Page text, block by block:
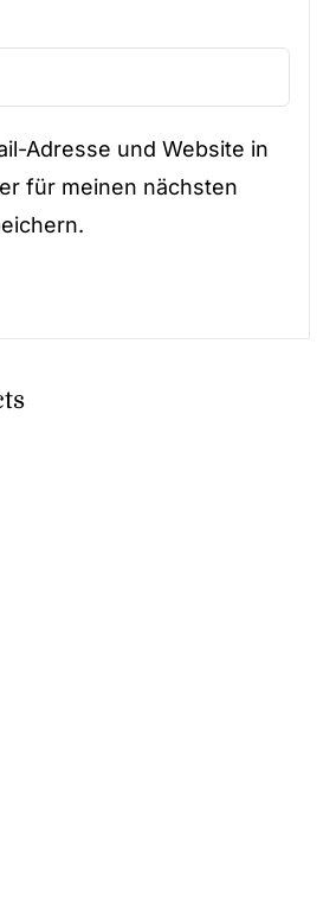
Adresse und Website in
für meinen nächsten